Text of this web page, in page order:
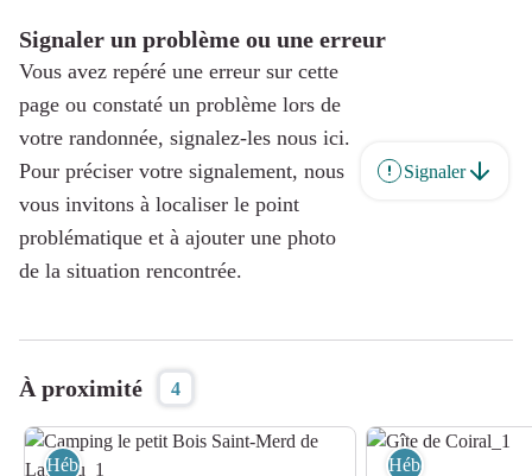
Signaler un problème ou une erreur
Vous avez repéré une erreur sur cette
page ou constaté un problème lors de
votre randonnée, signalez-les nous ici.
Pour préciser votre signalement, nous
vous invitons à localiser le point
problématique et à ajouter une photo
de la situation rencontrée.
Signaler
À proximité 4
Hébergement Hébergement